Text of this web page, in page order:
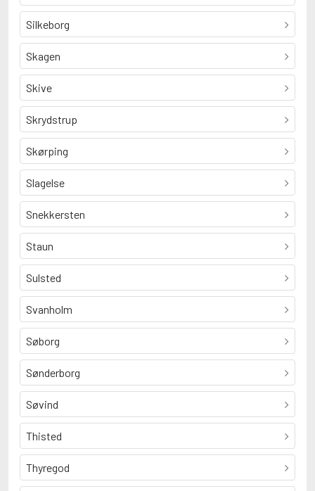
Silkeborg
Skagen
Skive
Skrydstrup
Skørping
Slagelse
Snekkersten
Staun
Sulsted
Svanholm
Søborg
Sønderborg
Søvind
Thisted
Thyregod